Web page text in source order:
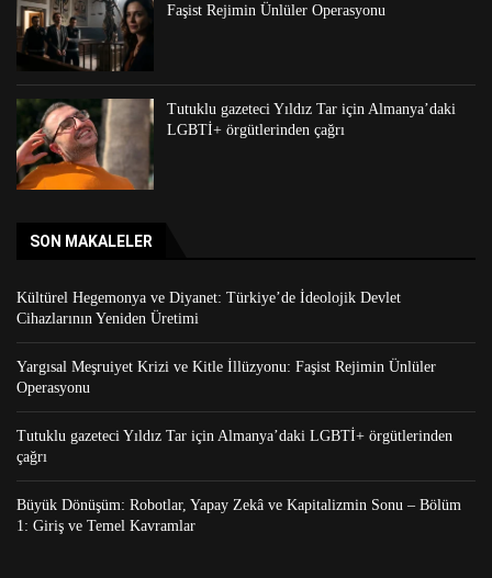
Faşist Rejimin Ünlüler Operasyonu
Tutuklu gazeteci Yıldız Tar için Almanya’daki
LGBTİ+ örgütlerinden çağrı
SON MAKALELER
Kültürel Hegemonya ve Diyanet: Türkiye’de İdeolojik Devlet
Cihazlarının Yeniden Üretimi
Yargısal Meşruiyet Krizi ve Kitle İllüzyonu: Faşist Rejimin Ünlüler
Operasyonu
Tutuklu gazeteci Yıldız Tar için Almanya’daki LGBTİ+ örgütlerinden
çağrı
Büyük Dönüşüm: Robotlar, Yapay Zekâ ve Kapitalizmin Sonu – Bölüm
1: Giriş ve Temel Kavramlar